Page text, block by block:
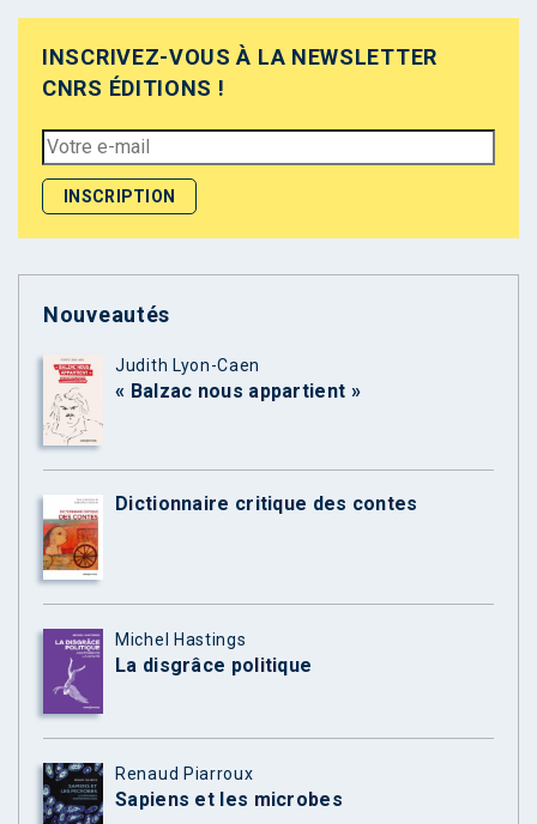
INSCRIVEZ-VOUS À LA NEWSLETTER
CNRS ÉDITIONS !
Nouveautés
Judith Lyon-Caen
« Balzac nous appartient »
Dictionnaire critique des contes
Michel Hastings
La disgrâce politique
Renaud Piarroux
Sapiens et les microbes